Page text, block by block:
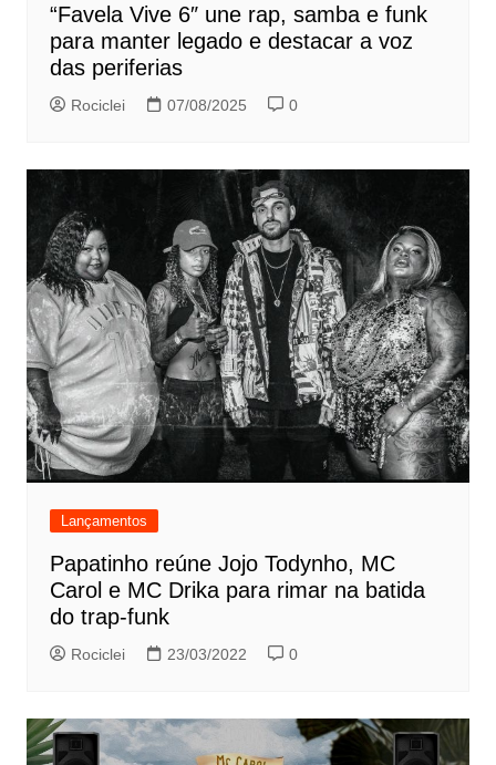
“Favela Vive 6″ une rap, samba e funk
para manter legado e destacar a voz
das periferias
Rociclei 07/08/2025 0
Lançamentos
Papatinho reúne Jojo Todynho, MC
Carol e MC Drika para rimar na batida
do trap-funk
Rociclei 23/03/2022 0